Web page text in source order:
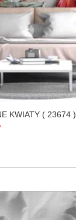
KWIATY ( 23674 )